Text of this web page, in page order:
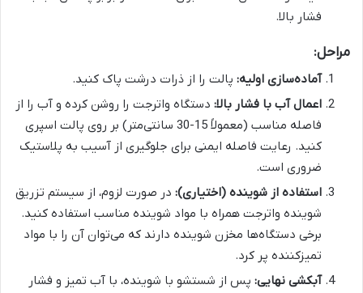
فشار بالا.
مراحل:
آماده‌سازی اولیه: پالت را از ذرات درشت پاک کنید.
اعمال آب با فشار بالا: دستگاه واترجت را روشن کرده و آب را از
فاصله مناسب (معمولاً 15-30 سانتی‌متر) بر روی پالت اسپری
کنید. رعایت فاصله ایمنی برای جلوگیری از آسیب به پلاستیک
ضروری است.
استفاده از شوینده (اختیاری): در صورت لزوم، از سیستم تزریق
شوینده واترجت همراه با مواد شوینده مناسب استفاده کنید.
برخی دستگاه‌ها مخزن شوینده دارند که می‌توان آن را با مواد
تمیزکننده پر کرد.
آبکشی نهایی: پس از شستشو با شوینده، با آب تمیز و فشار